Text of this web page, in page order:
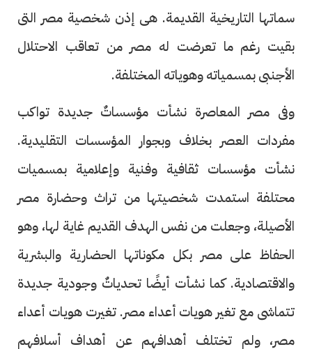
سماتها التاريخية القديمة. هى إذن شخصية مصر التى
بقيت رغم ما تعرضت له مصر من تعاقب الاحتلال
الأجنبى بمسمياته وهوياته المختلفة.
وفى مصر المعاصرة نشأت مؤسساتٌ جديدة تواكب
مفردات العصر بخلاف وبجوار المؤسسات التقليدية.
نشأت مؤسسات ثقافية وفنية وإعلامية بمسميات
محتلفة استمدت شخصيتها من تراث وحضارة مصر
الأصيلة، وجعلت من نفس الهدف القديم غاية لها، وهو
الحفاظ على مصر بكل مكوناتها الحضارية والبشرية
والاقتصادية. كما نشأت أيضًا تحدياتٌ وجودية جديدة
تتماشى مع تغير هويات أعداء مصر. تغيرت هويات أعداء
مصر، ولم تختلف أهدافهم عن أهداف أسلافهم